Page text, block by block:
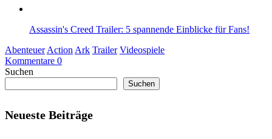
Assassin's Creed Trailer: 5 spannende Einblicke für Fans!
Abenteuer Action Ark Trailer Videospiele
Kommentare 0
Suchen
Suchen
Neueste Beiträge